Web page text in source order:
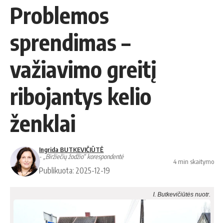
Problemos
sprendimas –
važiavimo greitį
ribojantys kelio
ženklai
Ingrida BUTKEVIČIŪTĖ
- „Biržiečių žodžio“ korespondentė
Publikuota: 2025-12-19
4 min skaitymo
I. Butkevičiūtės nuotr.